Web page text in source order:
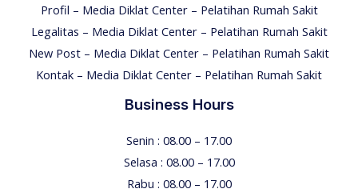
Profil – Media Diklat Center – Pelatihan Rumah Sakit
Legalitas – Media Diklat Center – Pelatihan Rumah Sakit
New Post – Media Diklat Center – Pelatihan Rumah Sakit
Kontak – Media Diklat Center – Pelatihan Rumah Sakit
Business Hours
Senin : 08.00 – 17.00
Selasa : 08.00 – 17.00
Rabu : 08.00 – 17.00